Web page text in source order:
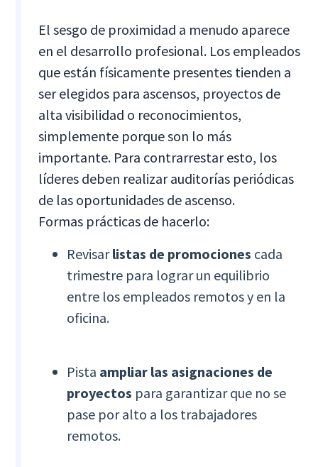
El sesgo de proximidad a menudo aparece
en el desarrollo profesional. Los empleados
que están físicamente presentes tienden a
ser elegidos para ascensos, proyectos de
alta visibilidad o reconocimientos,
simplemente porque son lo más
importante. Para contrarrestar esto, los
líderes deben realizar auditorías periódicas
de las oportunidades de ascenso.
Formas prácticas de hacerlo:
Revisarlistas de promociones cada
trimestre para lograr un equilibrio
entre los empleados remotos y en la
oficina.
Pista ampliar las asignaciones de
proyectos para garantizar que no se
pase por alto a los trabajadores
remotos.